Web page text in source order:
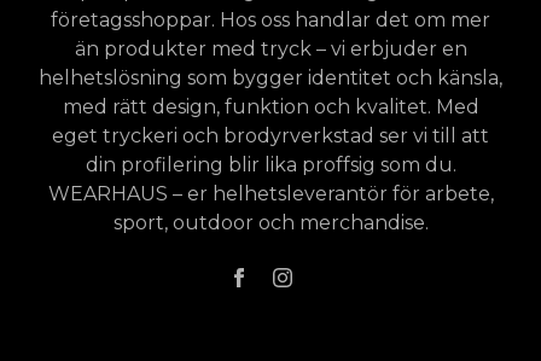
företagsshoppar. Hos oss handlar det om mer
än produkter med tryck – vi erbjuder en
helhetslösning som bygger identitet och känsla,
med rätt design, funktion och kvalitet. Med
eget tryckeri och brodyrverkstad ser vi till att
din profilering blir lika proffsig som du.
WEARHAUS – er helhetsleverantör för arbete,
sport, outdoor och merchandise.